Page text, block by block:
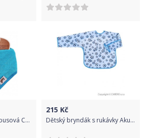
Slintáček Kikko Bambusová Colours Cyan 2015
215 Kč
Dětský bryndák s rukávky Akuku modrý s míči, Modrá